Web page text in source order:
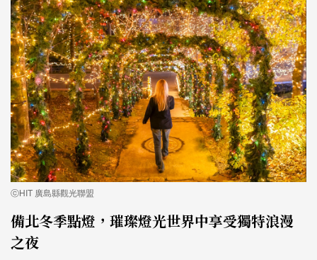
ⓒHIT 廣島縣觀光聯盟
備北冬季點燈，璀璨燈光世界中享受獨特浪漫
之夜